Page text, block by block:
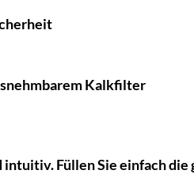
Kalkfilter
Füllen Sie einfach